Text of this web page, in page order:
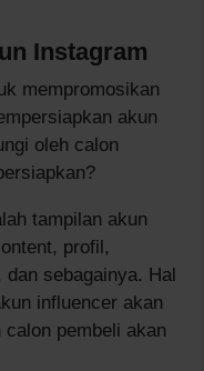
Instagram
mempromosikan
akun
oleh calon
tampilan akun
profil,
dan sebagainya. Hal
influencer akan
pembeli akan